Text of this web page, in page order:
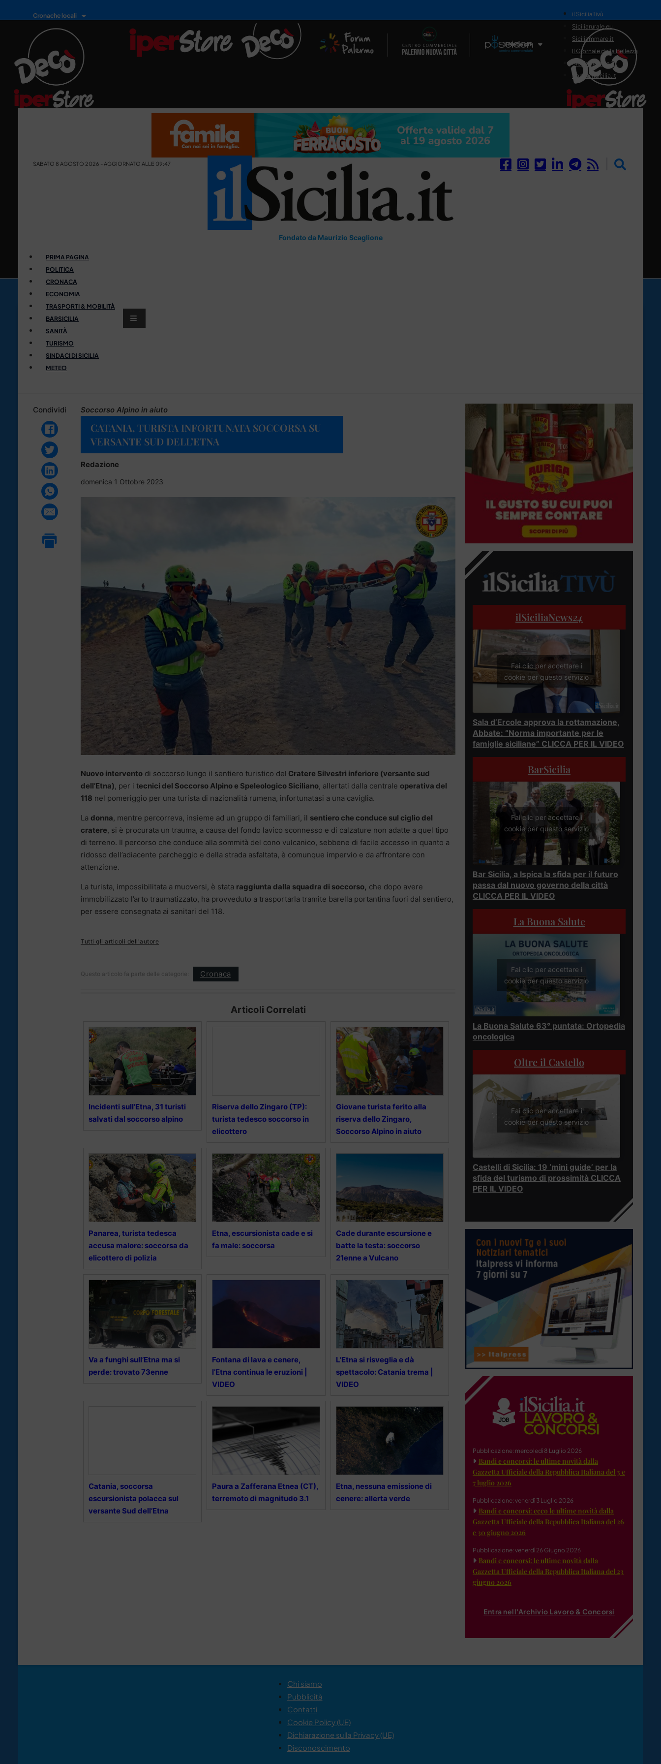
Cronache locali
Il Network
il SiciliaTivù
Siciliarurale.eu
Siciliammare.it
Il Giornale della Bellezza
Siciliamedica.it
Sanitainsicilia.it
SABATO 8 AGOSTO 2026 - AGGIORNATO ALLE 09:47
Fondato da Maurizio Scaglione
PRIMA PAGINA
POLITICA
CRONACA
ECONOMIA
TRASPORTI & MOBILITÀ
BARSICILIA
SANITÀ
TURISMO
SINDACI DI SICILIA
METEO
Condividi Soccorso Alpino in aiuto
CATANIA, TURISTA INFORTUNATA SOCCORSA SU
VERSANTE SUD DELL’ETNA
Redazione
domenica 1 Ottobre 2023
Nuovo intervento di soccorso lungo il sentiero turistico del Cratere Silvestri inferiore (versante sud
dell’Etna), per i tecnici del Soccorso Alpino e Speleologico Siciliano, allertati dalla centrale operativa del
118 nel pomeriggio per una turista di nazionalità rumena, infortunatasi a una caviglia.
La donna, mentre percorreva, insieme ad un gruppo di familiari, il sentiero che conduce sul ciglio del
cratere, si è procurata un trauma, a causa del fondo lavico sconnesso e di calzature non adatte a quel tipo
di terreno. Il percorso che conduce alla sommità del cono vulcanico, sebbene di facile accesso in quanto a
ridosso dell’adiacente parcheggio e della strada asfaltata, è comunque impervio e da affrontare con
attenzione.
La turista, impossibilitata a muoversi, è stata raggiunta dalla squadra di soccorso, che dopo avere
immobilizzato l’arto traumatizzato, ha provveduto a trasportarla tramite barella portantina fuori dal sentiero,
per essere consegnata ai sanitari del 118.
Tutti gli articoli dell'autore
Questo articolo fa parte delle categorie: Cronaca
Articoli Correlati
Incidenti sull’Etna, 31 turisti
salvati dal soccorso alpino
Riserva dello Zingaro (TP):
turista tedesco soccorso in
elicottero
Giovane turista ferito alla
riserva dello Zingaro,
Soccorso Alpino in aiuto
Panarea, turista tedesca
accusa malore: soccorsa da
elicottero di polizia
Etna, escursionista cade e si
fa male: soccorsa
Cade durante escursione e
batte la testa: soccorso
21enne a Vulcano
Va a funghi sull’Etna ma si
perde: trovato 73enne
Fontana di lava e cenere,
l’Etna continua le eruzioni |
VIDEO
L’Etna si risveglia e dà
spettacolo: Catania trema |
VIDEO
Catania, soccorsa
escursionista polacca sul
versante Sud dell’Etna
Paura a Zafferana Etnea (CT),
terremoto di magnitudo 3.1
Etna, nessuna emissione di
cenere: allerta verde
ilSiciliaNews24
Fai clic per accettare i
cookie per questo servizio
Sala d’Ercole approva la rottamazione,
Abbate: “Norma importante per le
famiglie siciliane” CLICCA PER IL VIDEO
BarSicilia
Fai clic per accettare i
cookie per questo servizio
Bar Sicilia, a Ispica la sfida per il futuro
passa dal nuovo governo della città
CLICCA PER IL VIDEO
La Buona Salute
Fai clic per accettare i
cookie per questo servizio
La Buona Salute 63° puntata: Ortopedia
oncologica
Oltre il Castello
Fai clic per accettare i
cookie per questo servizio
Castelli di Sicilia: 19 ‘mini guide’ per la
sfida del turismo di prossimità CLICCA
PER IL VIDEO
Pubblicazione: mercoledì 8 Luglio 2026
Bandi e concorsi: le ultime novità dalla
Gazzetta Ufficiale della Repubblica Italiana del 3 e
7 luglio 2026
Pubblicazione: venerdì 3 Luglio 2026
Bandi e concorsi: ecco le ultime novità dalla
Gazzetta Ufficiale della Repubblica Italiana del 26
e 30 giugno 2026
Pubblicazione: venerdì 26 Giugno 2026
Bandi e concorsi: le ultime novità dalla
Gazzetta Ufficiale della Repubblica Italiana del 23
giugno 2026
Entra nell'Archivio Lavoro & Concorsi
Chi siamo
Pubblicità
Contatti
Cookie Policy (UE)
Dichiarazione sulla Privacy (UE)
Disconoscimento